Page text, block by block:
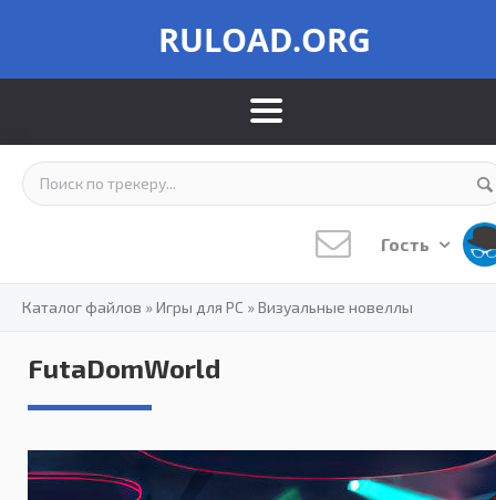
RULOAD.ORG
Гость
Каталог файлов »Игры для PC »Визуальные новеллы
FutaDomWorld